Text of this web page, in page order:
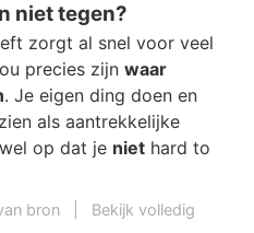
niet tegen?
zorgt al snel voor veel
precies zijn waar
. Je eigen ding doen en
als aantrekkelijke
op dat je niet hard to
bron
Bekijk volledig